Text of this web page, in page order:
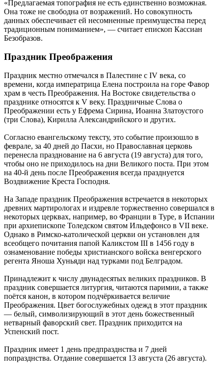
«Предлагаемая топография не есть единственно возможная.
Она тоже не свободна от возражений. Но совокупность
данных обеспечивает ей несомненные преимущества перед
традиционным пониманием», — считает епископ Кассиан
Безобразов.
Праздник Преображения
Праздник местно отмечался в Палестине с IV века, со
времени, когда императрица Елена построила на горе Фавор
храм в честь Преображения. На Востоке свидетельства о
празднике относятся к V веку. Праздничные Слова о
Преображении есть у Ефрема Сирина, Иоанна Златоустого
(три Слова), Кирилла Александрийского и других.
Согласно евангельскому тексту, это событие произошло в
феврале, за 40 дней до Пасхи, но Православная церковь
перенесла празднование на 6 августа (19 августа) для того,
чтобы оно не приходилось на дни Великого поста. При этом
на 40-й день после Преображения всегда празднуется
Воздвижение Креста Господня.
На Западе праздник Преображения встречается в некоторых
древних мартирологах и издревле торжественно совершался в
некоторых церквах, например, во Франции в Туре, в Испании
при архиепископе Толедском святом Ильдефонсо в VII веке.
Однако в Римско-католической церкви он установлен для
всеобщего почитания папой Каликстом III в 1456 году в
ознаменование победы христианского войска венгерского
регента Яноша Хуньяди над турками под Белградом.
Принадлежит к числу двунадесятых великих праздников. В
праздник совершается литургия, читаются паримии, а также
поётся канон, в котором подчёркивается величие
Преображения. Цвет богослужебных одежд в этот праздник
— белый, символизирующий в этот день божественный
нетварный фаворский свет. Праздник приходится на
Успенский пост.
Праздник имеет 1 день предпразднства и 7 дней
попразднства. Отдание совершается 13 августа (26 августа).